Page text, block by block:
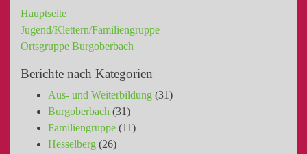
Hauptseite
Jugend/Klettern/Familiengruppe
Ortsgruppe Burgoberbach
Berichte nach Kategorien
Aus- und Weiterbildung (31)
Burgoberbach (31)
Familiengruppe (11)
Hesselberg (26)